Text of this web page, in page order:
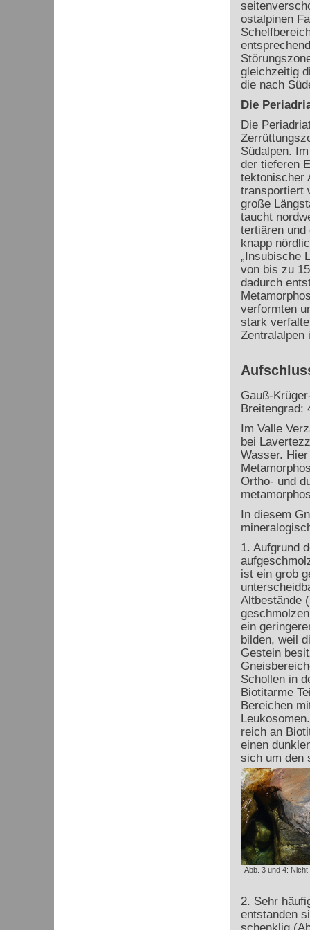
ostalpinen
gleichzeitig
die nach
Die
Die
Südalpen.
der tieferen
tektonischer
transportiert
große
taucht
tertiären und
knapp
„Insubische
von bis zu
dadurch
verformten
stark
Zentralalpen
Gauß-
Breitengrad:
Im Valle
bei
Wasser.
Ortho- und
In diesem
1. Aufgrund
ist ein grob
Altbestände
ein
bilden, weil
Gestein
Schollen in
Biotitarme
Bereichen
reich an
einen
sich um den
Abb. 3 und 4:
2. Sehr
entstanden